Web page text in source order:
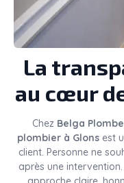
La
au cœur
Chez Belga
plombier à Glonsest
client. Personne ne
après une